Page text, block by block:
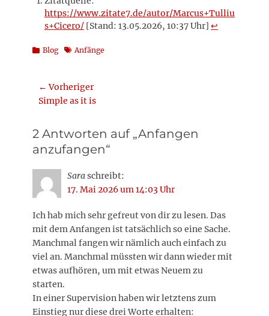
https://www.zitate7.de/autor/Marcus+Tulliu
s+Cicero/ [Stand: 13.05.2026, 10:37 Uhr] ↩︎
Kategorien
Blog Schlagworte
Anfänge
Beitragsnavigation
← Vorheriger
Vorheriger
Simple as it is
2 Antworten auf „Anfangen
anzufangen“
Saraschreibt:
17. Mai 2026 um 14:03 Uhr
Ich hab mich sehr gefreut von dir zu lesen. Das
mit dem Anfangen ist tatsächlich so eine Sache.
Manchmal fangen wir nämlich auch einfach zu
viel an. Manchmal müssten wir dann wieder mit
etwas aufhören, um mit etwas Neuem zu
starten.
In einer Supervision haben wir letztens zum
Einstieg nur diese drei Worte erhalten: